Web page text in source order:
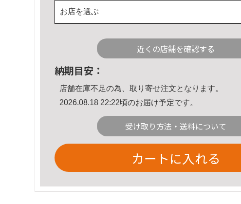
お店を選ぶ
近くの店舗を確認する
納期目安：
店舗在庫不足の為、取り寄せ注文となります。
2026.08.18 22:22頃のお届け予定です。
受け取り方法・送料について
カートに入れる